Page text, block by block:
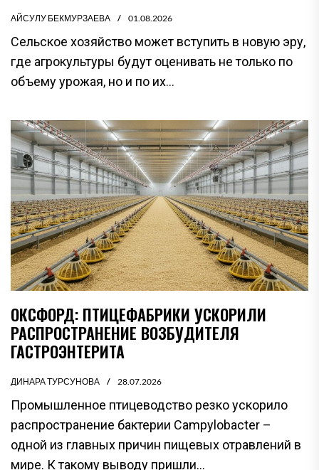
АЙСУЛУ БЕКМУРЗАЕВА 01.08.2026
Сельское хозяйство может вступить в новую эру,
где агрокультуры будут оценивать не только по
объему урожая, но и по их...
ОКСФОРД: ПТИЦЕФАБРИКИ УСКОРИЛИ
РАСПРОСТРАНЕНИЕ ВОЗБУДИТЕЛЯ
ГАСТРОЭНТЕРИТА
ДИНАРА ТУРСУНОВА 28.07.2026
Промышленное птицеводство резко ускорило
распространение бактерии Campylobacter –
одной из главных причин пищевых отравлений в
мире. К такому выводу пришли...